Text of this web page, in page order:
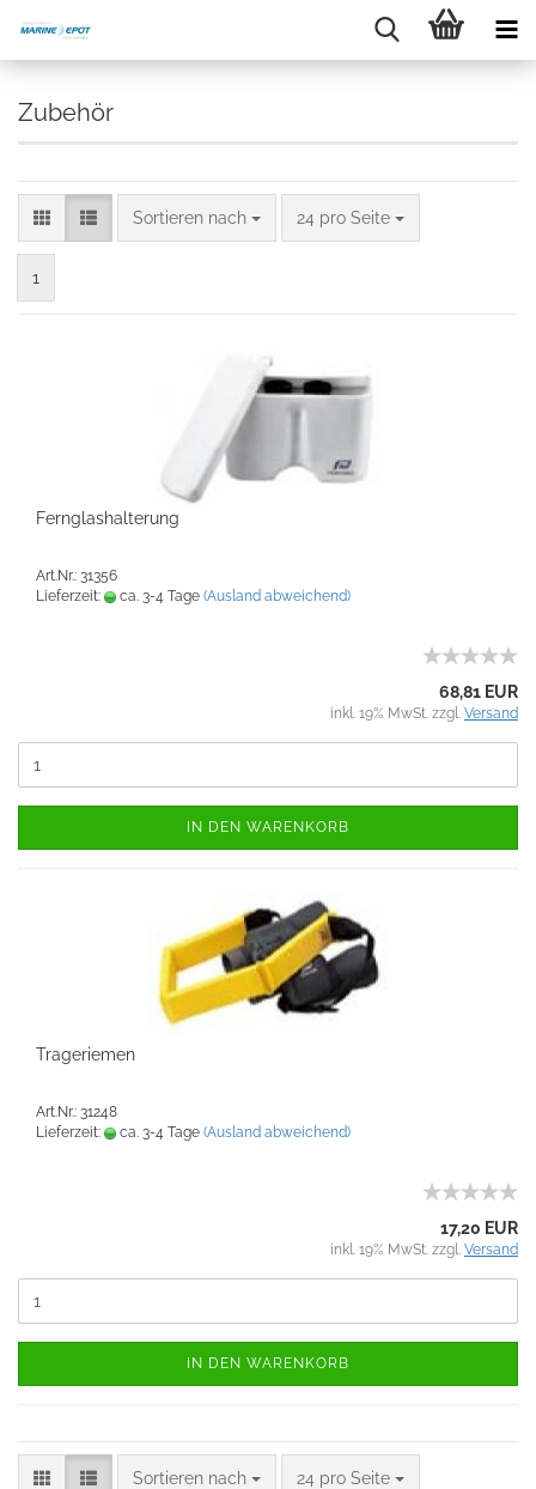
Zubehör
Sortieren nach 24 pro Seite
1
Fernglashalterung
Art.Nr.: 31356
Lieferzeit:
ca. 3-4 Tage (Ausland abweichend)
68,81 EUR
inkl. 19% MwSt. zzgl. Versand
IN DEN WARENKORB
Trageriemen
Art.Nr.: 31248
Lieferzeit:
ca. 3-4 Tage (Ausland abweichend)
17,20 EUR
inkl. 19% MwSt. zzgl. Versand
IN DEN WARENKORB
Sortieren nach 24 pro Seite